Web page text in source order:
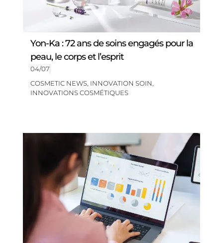
Yon-Ka : 72 ans de soins engagés pour la
peau, le corps et l’esprit
04/07
COSMETIC NEWS, INNOVATION SOIN
INNOVATIONS COSMÉTIQUES